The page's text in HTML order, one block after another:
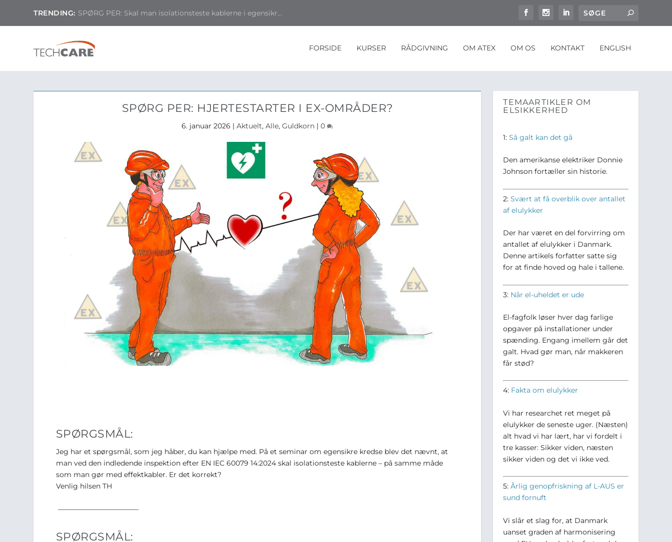
TRENDING: SPØRG PER: Skal man isolationsteste kablerne i egensikr...
FORSIDE KURSER RÅDGIVNING OM ATEX OM OS KONTAKT ENGLISH
SPØRG PER: HJERTESTARTER I EX-OMRÅDER?
6. januar 2026 |Aktuelt,Alle,Guldkorn |0
SPØRGSMÅL:
Jeg har et spørgsmål, som jeg håber, du kan hjælpe med. På et seminar om egensikre kredse blev det nævnt, at
man ved den indledende inspektion efter EN IEC 60079 14:2024 skal isolationsteste kablerne – på samme måde
som man gør med effektkabler. Er det korrekt?
Venlig hilsen TH
———————————–
SPØRGSMÅL:
TEMAARTIKLER OM
ELSIKKERHED
1:Så galt kan det gå
Den amerikanse elektriker Donnie
Johnson fortæller sin historie.
2:Svært at få overblik over antallet
af elulykker
Der har været en del forvirring om
antallet af elulykker i Danmark.
Denne artikels forfatter satte sig
for at finde hoved og hale i tallene.
3: Når el-uheldet er ude
El-fagfolk løser hver dag farlige
opgaver på installationer under
spænding. Engang imellem går det
galt. Hvad gør man, når makkeren
får stød?
4: Fakta om elulykker
Vi har researchet ret meget på
elulykker de seneste uger. (Næsten)
alt hvad vi har lært, har vi fordelt i
tre kasser: Sikker viden, næsten
sikker viden og det vi ikke ved.
5:Årlig genopfriskning af L-AUS er
sund fornuft
Vi slår et slag for, at Danmark
uanset graden af harmonisering